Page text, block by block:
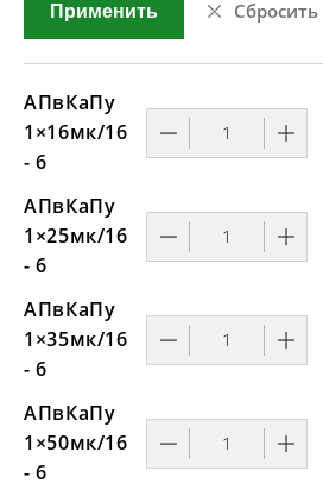
Применить Сбросить
АПвКаПу
1×16мк/16
- 6
АПвКаПу
1×25мк/16
- 6
АПвКаПу
1×35мк/16
- 6
АПвКаПу
1×50мк/16
- 6